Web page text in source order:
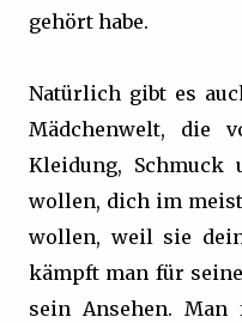
gehört habe.
Natürlich gibt es
Mädchenwelt, die
Kleidung, Schmuck
wollen, dich im
wollen, weil sie
kämpft man für
sein Ansehen. Man